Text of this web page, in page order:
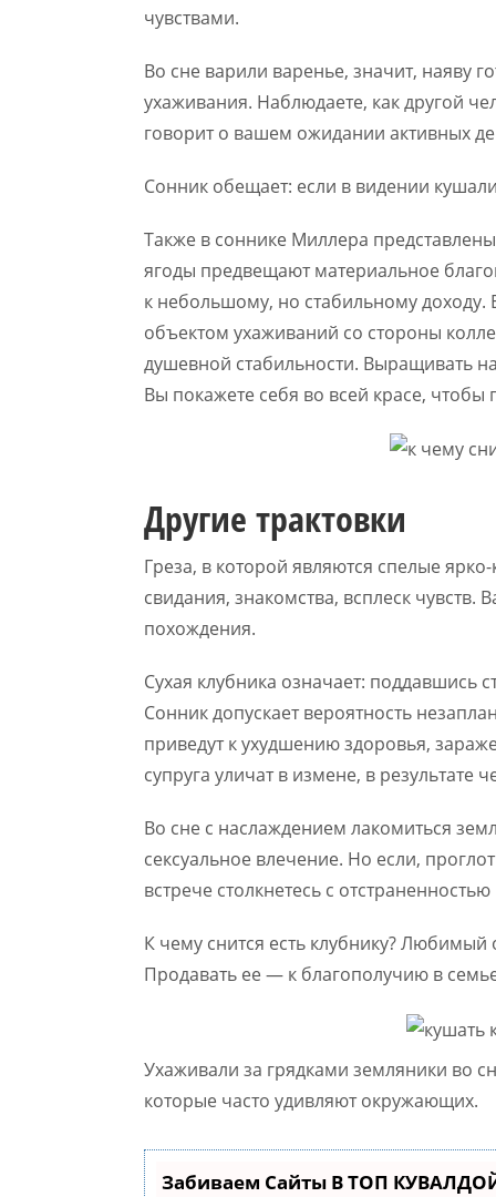
чувствами.
Во сне варили варенье, значит, наяву
ухаживания. Наблюдаете, как другой
говорит о вашем ожидании активных
Сонник обещает: если в видении
Также в соннике Миллера
ягоды предвещают материальное
к небольшому, но стабильному доходу.
объектом ухаживаний со стороны
душевной стабильности. Выращивать
Вы покажете себя во всей красе, чтобы
Другие трактовки
Греза, в которой являются спелые
свидания, знакомства, всплеск
похождения.
Сухая клубника означает: поддавшись
Сонник допускает вероятность
приведут к ухудшению здоровья,
супруга уличат в измене, в результате
Во сне с наслаждением лакомиться
сексуальное влечение. Но если,
встрече столкнетесь с
К чему снится есть клубнику?
Продавать ее — к благополучию в
Ухаживали за грядками земляники во
которые часто удивляют окружающих.
Забиваем Сайты В ТОП